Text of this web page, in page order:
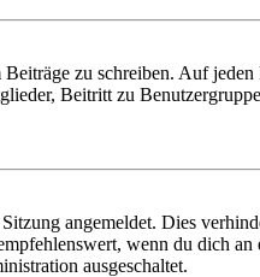
zu schreiben. Auf jeden
Beitritt zu
angemeldet. Dies
wenn du dich
ausgeschaltet.